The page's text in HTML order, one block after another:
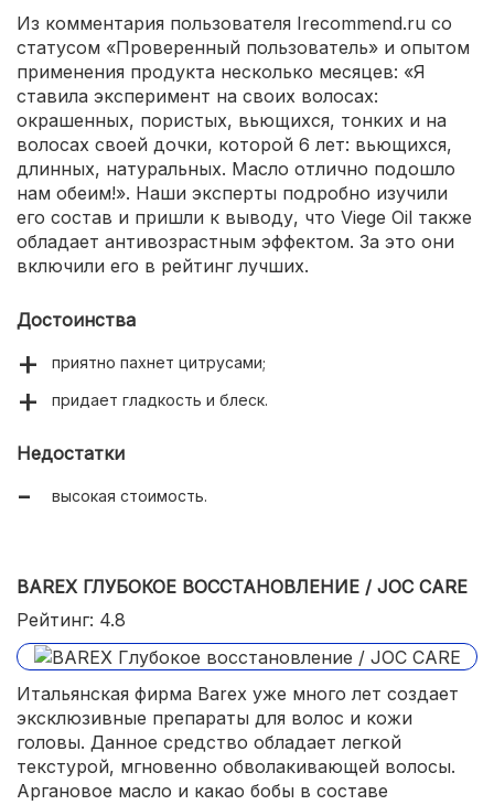
Из комментария пользователя Irecommend.ru со
статусом «Проверенный пользователь» и опытом
применения продукта несколько месяцев: «Я
ставила эксперимент на своих волосах:
окрашенных, пористых, вьющихся, тонких и на
волосах своей дочки, которой 6 лет: вьющихся,
длинных, натуральных. Масло отлично подошло
нам обеим!». Наши эксперты подробно изучили
его состав и пришли к выводу, что Viege Oil также
обладает антивозрастным эффектом. За это они
включили его в рейтинг лучших.
Достоинства
приятно пахнет цитрусами;
придает гладкость и блеск.
Недостатки
высокая стоимость.
BAREX ГЛУБОКОЕ ВОССТАНОВЛЕНИЕ / JOC CARE
Рейтинг: 4.8
Итальянская фирма Barex уже много лет создает
эксклюзивные препараты для волос и кожи
головы. Данное средство обладает легкой
текстурой, мгновенно обволакивающей волосы.
Аргановое масло и какао бобы в составе